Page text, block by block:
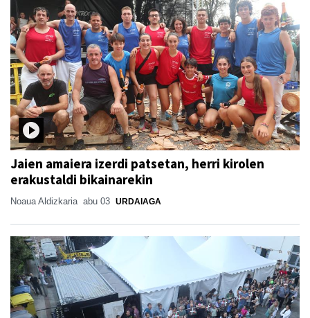
Jaien amaiera izerdi patsetan, herri kirolen
erakustaldi bikainarekin
Noaua Aldizkaria abu 03 URDAIAGA